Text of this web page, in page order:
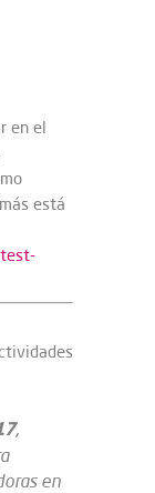
en el
está
,
en